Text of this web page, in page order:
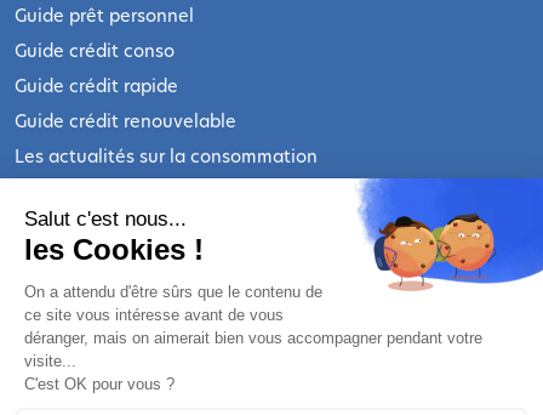
Guide prêt personnel
Guide crédit conso
Guide crédit rapide
Guide crédit renouvelable
Les actualités sur la consommation
INFORMATIONS LÉGALES
Qui sommes-nous ?
Nous contacter
Mentions légales
Mentions légales prêt personnel
Salut c'est nous...
les Cookies !
On a attendu d'être sûrs que le contenu de
ce site vous intéresse avant de vous
déranger, mais on aimerait bien vous accompagner pendant votre
visite...
C'est OK pour vous ?